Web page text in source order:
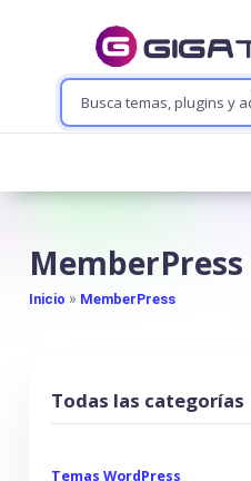
MemberPress
Inicio » MemberPress
Todas las categorías
Temas WordPress